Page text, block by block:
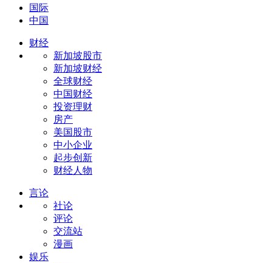
国际
中国
财经
新加坡股市
新加坡财经
全球财经
中国财经
投资理财
房产
美国股市
中小企业
起步创新
财经人物
言论
社论
评论
交流站
漫画
娱乐